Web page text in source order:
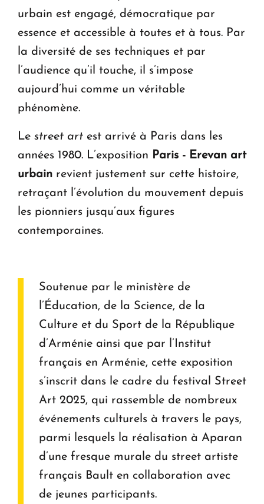
urbain est engagé, démocratique par
essence et accessible à toutes et à tous. Par
la diversité de ses techniques et par
l’audience qu’il touche, il s’impose
aujourd’hui comme un véritable
phénomène.
Le street art est arrivé à Paris dans les
années 1980. L’exposition Paris - Erevan art
urbain revient justement sur cette histoire,
retraçant l’évolution du mouvement depuis
les pionniers jusqu’aux figures
contemporaines.
Soutenue par le ministère de
l’Éducation, de la Science, de la
Culture et du Sport de la République
d’Arménie ainsi que par l’Institut
français en Arménie, cette exposition
s’inscrit dans le cadre du festival Street
Art 2025, qui rassemble de nombreux
événements culturels à travers le pays,
parmi lesquels la réalisation à Aparan
d’une fresque murale du street artiste
français Bault en collaboration avec
de jeunes participants.